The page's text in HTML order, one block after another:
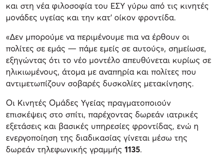
και στη νέα φιλοσοφία του ΕΣΥ γύρω από τις κινητές
μονάδες υγείας και την κατ’ οίκον φροντίδα.
«Δεν μπορούμε να περιμένουμε πια να έρθουν οι
πολίτες σε εμάς — πάμε εμείς σε αυτούς», σημείωσε,
εξηγώντας ότι το νέο μοντέλο απευθύνεται κυρίως σε
ηλικιωμένους, άτομα με αναπηρία και πολίτες που
αντιμετωπίζουν σοβαρές δυσκολίες μετακίνησης.
Οι Κινητές Ομάδες Υγείας πραγματοποιούν
επισκέψεις στο σπίτι, παρέχοντας δωρεάν ιατρικές
εξετάσεις και βασικές υπηρεσίες φροντίδας, ενώ η
ενεργοποίηση της διαδικασίας γίνεται μέσω της
δωρεάν τηλεφωνικής γραμμής 1135.